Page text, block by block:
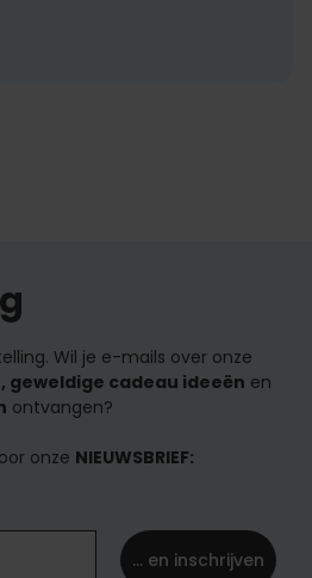
Wil je e-mails over onze
cadeau ideeën en
ontvangen?
onze NIEUWSBRIEF:
... en inschrijven